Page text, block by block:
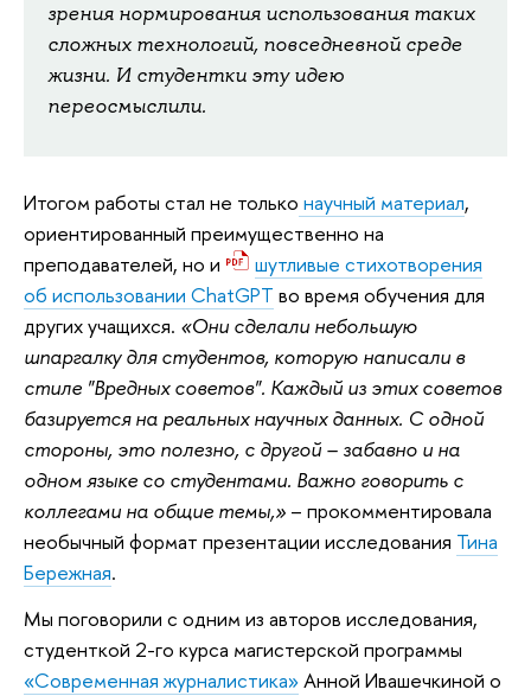
зрения нормирования использования таких
сложных технологий, повседневной среде
жизни. И студентки эту идею
переосмыслили.
Итогом работы стал не только научный материал,
ориентированный преимущественно на
преподавателей, но и
шутливые стихотворения
об использовании ChatGPT во время обучения для
других учащихся. «Они сделали небольшую
шпаргалку для студентов, которую написали в
стиле "Вредных советов". Каждый из этих советов
базируется на реальных научных данных. С одной
стороны, это полезно, с другой – забавно и на
одном языке со студентами. Важно говорить с
коллегами на общие темы,» – прокомментировала
необычный формат презентации исследования Тина
Бережная.
Мы поговорили с одним из авторов исследования,
студенткой 2-го курса магистерской программы
«Современная журналистика»Анной Ивашечкиной о